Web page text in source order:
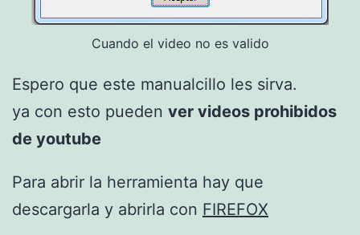
Cuando el video no es valido
Espero que este manualcillo les sirva.
ya con esto pueden ver videos prohibidos
de youtube
Para abrir la herramienta hay que
descargarla y abrirla con FIREFOX